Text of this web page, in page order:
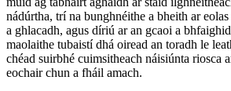
nádúrtha, trí na bunghnéithe a bheith ar
a ghlacadh, agus díriú ar an gcaoi a
maolaithe tubaistí dhá oiread an toradh le
chéad suirbhé cuimsitheach náisiúnta riosca
eochair chun a fháil amach.